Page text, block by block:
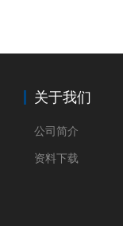
关于我们
公司简介
资料下载